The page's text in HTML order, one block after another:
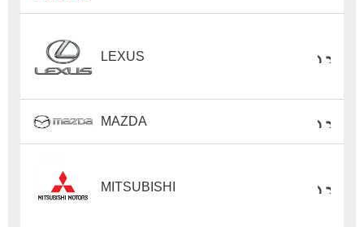
LEXUS
MAZDA
MITSUBISHI